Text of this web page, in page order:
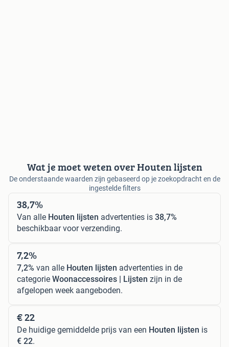
Wat je moet weten over Houten lijsten
De onderstaande waarden zijn gebaseerd op je zoekopdracht en de
ingestelde filters
38,7%
Van alle Houten lijsten advertenties is 38,7%
beschikbaar voor verzending.
7,2%
7,2% van alle Houten lijsten advertenties in de
categorie Woonaccessoires | Lijsten zijn in de
afgelopen week aangeboden.
€ 22
De huidige gemiddelde prijs van een Houten lijsten is
€ 22.